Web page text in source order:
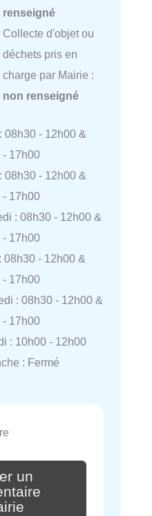
renseigné
Collecte d'objet ou
déchets pris en
charge par Mairie :
non renseigné
08h30 - 12h00 &
- 17h00
08h30 - 12h00 &
- 17h00
: 08h30 - 12h00 &
- 17h00
08h30 - 12h00 &
- 17h00
: 08h30 - 12h00 &
- 17h00
: 10h00 - 12h00
: Fermé
un